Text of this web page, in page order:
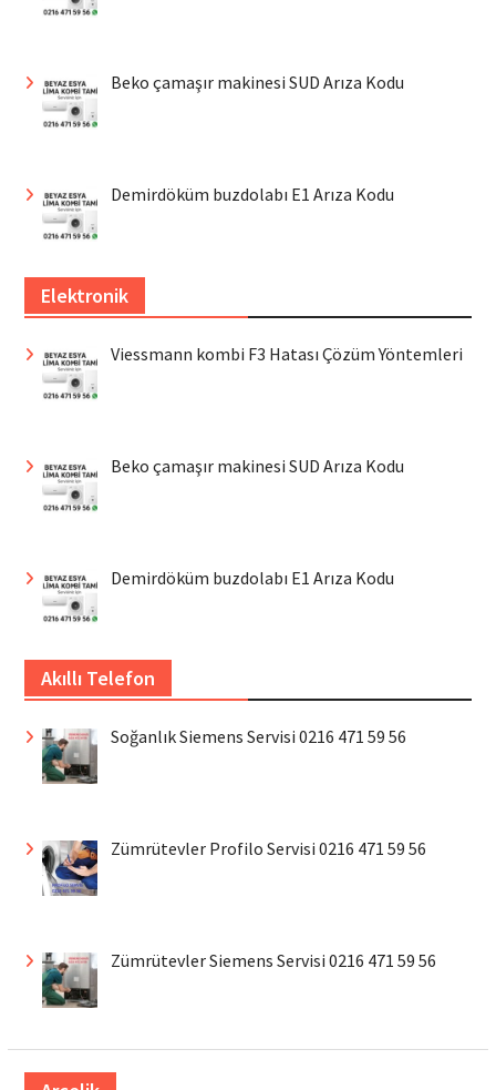
Beko çamaşır makinesi SUD Arıza Kodu
Demirdöküm buzdolabı E1 Arıza Kodu
Elektronik
Viessmann kombi F3 Hatası Çözüm Yöntemleri
Beko çamaşır makinesi SUD Arıza Kodu
Demirdöküm buzdolabı E1 Arıza Kodu
Akıllı Telefon
Soğanlık Siemens Servisi 0216 471 59 56
Zümrütevler Profilo Servisi 0216 471 59 56
Zümrütevler Siemens Servisi 0216 471 59 56